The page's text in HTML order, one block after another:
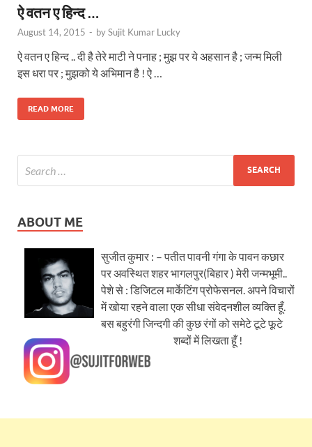
ऐ वतन ए हिन्द …
August 14, 2015 - bySujit Kumar Lucky
ऐ वतन ए हिन्द .. दी है तेरे माटी ने पनाह ; मुझ पर ये अहसान है ; जन्म मिली
इस धरा पर ; मुझको ये अभिमान है ! ऐ …
READ MORE
ABOUT ME
सुजीत कुमार : – पतीत पावनी गंगा के पावन कछार
पर अवस्थित शहर भागलपुर(बिहार ) मेरी जन्मभूमी..
पेशे से : डिजिटल मार्केटिंग प्रोफेसनल. अपने विचारों
में खोया रहने वाला एक सीधा संवेदनशील व्यक्ति हूँ.
बस बहुरंगी जिन्दगी की कुछ रंगों को समेटे टूटे फूटे
शब्दों में लिखता हूँ !